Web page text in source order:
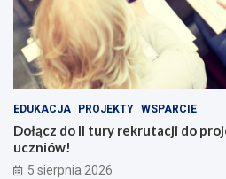
EDUKACJA PROJEKTY WSPARCIE
Dołącz do II tury rekrutacji do
uczniów!
5 sierpnia 2026